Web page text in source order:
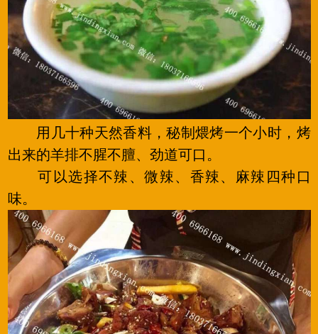
用几十种天然香料，秘制煨烤一个小时，烤
出来的羊排不腥不膻、劲道可口。
可以选择不辣、微辣、香辣、麻辣四种口
味。